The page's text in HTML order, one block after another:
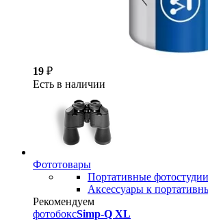
19 ₽
Есть в наличии
Фототовары
Портативные фотостудии
Аксессуары к
Рекомендуем
фотобоксSimp-Q XL